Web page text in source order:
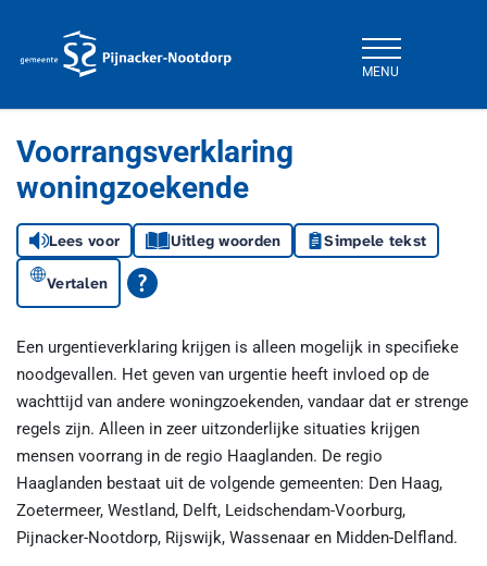
MENU
Voorrangsverklaring
woningzoekende
Lees voor Uitleg woorden Simpele tekst
Vertalen
Een urgentieverklaring krijgen is alleen mogelijk in specifieke
noodgevallen. Het geven van urgentie heeft invloed op de
wachttijd van andere woningzoekenden, vandaar dat er strenge
regels zijn. Alleen in zeer uitzonderlijke situaties krijgen
mensen voorrang in de regio Haaglanden. De regio
Haaglanden bestaat uit de volgende gemeenten: Den Haag,
Zoetermeer, Westland, Delft, Leidschendam-Voorburg,
Pijnacker-Nootdorp, Rijswijk, Wassenaar en Midden-Delfland.